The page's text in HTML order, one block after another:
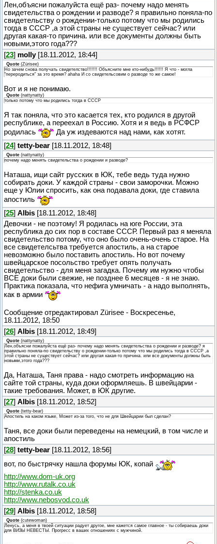
Лен,объясни пожалуйста ещё раз- почему надо менять
свидетельства о рождении и разводе? я правильно поняла-по
свидетельству о рождении-только потому что мы родились
тогда в СССР ,а этой страны не существует сейчас? или
другая какая-то причина. или все документы должны быть
новыми,этого года???
[23] molly [18.11.2012, 18:44]
Quote (Zürisee)
Но зачем снова получать свидетелство!!!!!!! Объясните мне кто-нибудь!!!!!! Я что - могла
"переродиться" за это время? ahaha И со свидетельсовим о разводе то же самое!
Вот и я не понимаю.
Quote (nattynatty)
только потому что мы родились тогда в СССР
Я так поняла, что это касается тех, кто родился в другой
республике, а переехал в Россию. Хотя и я ведь в РСФСР
родилась
Да уж издеваются над нами, как хотят.
[24] tetty-bear [18.11.2012, 18:48]
Quote (nattynatty)
почему надо менять свидетельства о рождении и разводе?
Наташа, ищи сайт русских в ЮК, тебе ведь туда нужно
собирать доки. У каждой страны - свои заморочки. Можно
еще у Юлии спросить, как она подавала доки, где ставила
апостиль
[25] Albis [18.11.2012, 18:48]
Девочки - не поэтому! Я родилась на юге России, эта
республика до сих пор в составе СССР. Первый раз я меняла
свидетельство потому, что оно было очень-очень старое. На
все свидетелсьтва требуется апостиль, а на старое
невозможно было поставить апостиль. Но вот почему
швейцарское посольство требует опять получать
свидетельство - для меня загадка. Почему им нужно чтобы
ВСЕ доки были свежие, не позднее 6 месяцев - я не знаю.
Практика показала, что нефига умничать - а надо выполнять,
как в армии
Сообщение отредактировал Zürisee - Воскресенье,
18.11.2012, 18:50
[26] Albis [18.11.2012, 18:49]
Quote (nattynatty)
Лен,объясни пожалуйста ещё раз- почему надо менять свидетельства о рождении и разводе? я
правильно поняла-по свидетельству о рождении-только потому что мы родились тогда в СССР ,а
этой страны не существует сейчас? или другая какая-то причина. или все документы должны быть
новыми,этого года???
Да, Наташа, Таня права - надо смотреть информацию на
сайте той страны, куда доки оформляешь. В швейцарии -
такие требования. Может, в ЮК другие.
[27] Albis [18.11.2012, 18:52]
Quote (tetty-bear)
Апостиль на каком языке, Может из-за того, что не для Швейцарии был сделан?
Таня, все доки были переведены на немецкий, в том числе и
апостиль
[28] tetty-bear [18.11.2012, 18:56]
вот, по быстрячку нашла форумы ЮК, копай
http://www.dom-uk.org
http://www.rutalk.co.uk
http://stenka.co.uk
http://www.nebosvod.co.uk
[29] Albis [18.11.2012, 18:58]
Quote (cutewoman)
Ленусь, а меня в твоей ситуации радует другое, мне кажется самое главное - ты собираешь доки
для ВИЗЫ НЕВЕСТЫ. Прогресс в ваших отношениях с мужчиной.